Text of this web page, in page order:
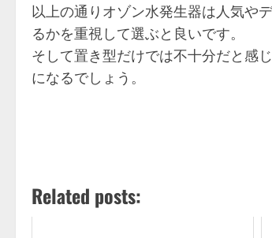
以上の通りオゾン水発生器は人気や
るかを重視して選ぶと良いです。
そして置き型だけでは不十分だと感
になるでしょう。
Related posts: